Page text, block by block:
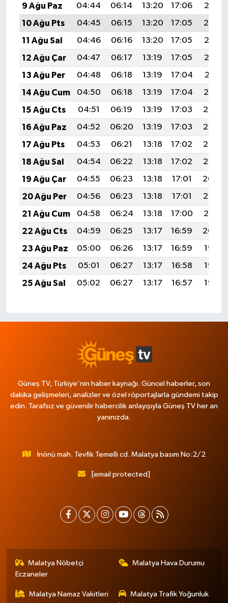
9 Ağu Paz
04:44 06:14 13:20 17:06
20:15
10 Ağu Pts
04:45 06:15 13:20 17:05
20:14
11 Ağu Sal
04:46 06:16 13:20 17:05
20:13
12 Ağu Çar
04:47 06:17 13:19 17:05
20:12
13 Ağu Per
04:48 06:18 13:19 17:04
20:11
14 Ağu Cum
04:50 06:18 13:19 17:04
20:10
15 Ağu Cts
04:51 06:19 13:19 17:03
20:08
16 Ağu Paz
04:52 06:20 13:19 17:03
20:07
17 Ağu Pts
04:53 06:21 13:18 17:02
20:06
18 Ağu Sal
04:54 06:22 13:18 17:02
20:05
19 Ağu Çar
04:55 06:23 13:18 17:01
20:04
20 Ağu Per
04:56 06:23 13:18 17:01
20:02
21 Ağu Cum
04:58 06:24 13:18 17:00
20:01
22 Ağu Cts
04:59 06:25 13:17 16:59
20:00
23 Ağu Paz
05:00 06:26 13:17 16:59
19:58
24 Ağu Pts
05:01 06:27 13:17 16:58
19:57
25 Ağu Sal
05:02 06:27 13:17 16:57 19:56
Güneş TV, Türkiye'nin haber kaynağı. Güncel haberler, son
dakika gelişmeleri, analizler ve özel röportajlarla gündemi takip
edin. Tarafsız ve güvenilir habercilik anlayışıyla Güneş TV her an
yanınızda.
İnönü mah. Tevfik Temelli cd. Malatya basım No:2/2
[email protected]
Malatya Nöbetçi
Eczaneler
Malatya Hava Durumu
Malatya Namaz Vakitleri
Malatya Trafik Yoğunluk